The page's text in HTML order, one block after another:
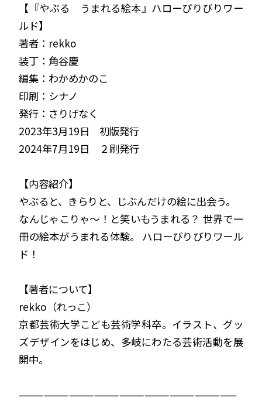
【『やぶる うまれる絵本』ハローびりびりワー
ルド】
著者：rekko
装丁：角谷慶
編集：わかめかのこ
印刷：シナノ
発行：さりげなく
2023年3月19日 初版発行
2024年7月19日 ２刷発行
【内容紹介】
やぶると、きらりと、じぶんだけの絵に出会う。
なんじゃこりゃ〜！と笑いもうまれる？ 世界で一
冊の絵本がうまれる体験。 ハローびりびりワール
ド！
【著者について】
rekko（れっこ）
京都芸術大学こども芸術学科卒。イラスト、グッ
ズデザインをはじめ、多岐にわたる芸術活動を展
開中。
——————————————————————————